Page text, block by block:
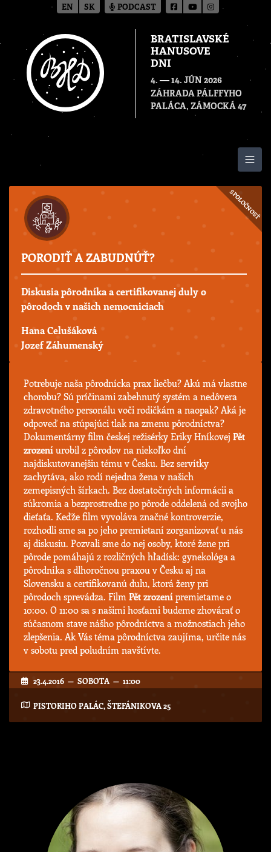
BRATISLAVSKÉ
HANUSOVE
DNI
4. — 14. JÚN 2026
ZÁHRADA PÁLFFYHO
PALÁCA, ZÁMOCKÁ 47
SPOLOČNOSŤ
PORODIŤ A ZABUDNÚŤ?
Diskusia pôrodníka a certifikovanej duly o
pôrodoch v našich nemocniciach
Hana Celušáková
Jozef Záhumenský
Potrebuje naša pôrodnícka prax liečbu? Akú má vlastne
chorobu? Sú príčinami zabehnutý systém a nedôvera
zdravotného personálu voči rodičkám a naopak? Aká je
odpoveď na stúpajúci tlak na zmenu pôrodníctva?
Dokumentárny film českej režisérky Eriky Hníkovej Pět
zrození urobil z pôrodov na niekoľko dní
najdiskutovanejšiu tému v Česku. Bez servítky
zachytáva, ako rodí nejedna žena v našich
zemepisných šírkach. Bez dostatočných informácii a
súkromia a bezprostredne po pôrode oddelená od svojho
dieťaťa. Keďže film vyvoláva značné kontroverzie,
rozhodli sme sa po jeho premietaní zorganizovať u nás
aj diskusiu. Pozvali sme do nej osoby, ktoré žene pri
pôrode pomáhajú z rozličných hľadísk: gynekológa a
pôrodníka s dlhoročnou praxou v Česku aj na
Slovensku a certifikovanú dulu, ktorá ženy pri
pôrodoch sprevádza. Film Pět zrození premietame o
10:00. O 11:00 sa s našimi hosťami budeme zhovárať o
súčasnom stave nášho pôrodníctva a možnostiach jeho
zlepšenia. Ak Vás téma pôrodníctva zaujíma, určite nás
v sobotu pred poludním navštívte.
23.4.2016 — SOBOTA — 11:00
PISTORIHO PALÁC, ŠTEFÁNIKOVA 25
EN SK PODCAST